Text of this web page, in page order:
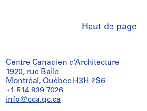
Haut de page
Centre Canadien d’Architecture
1920, rue Baile
Montréal, Québec H3H 2S6
+1 514 939 7026
info@cca.qc.ca